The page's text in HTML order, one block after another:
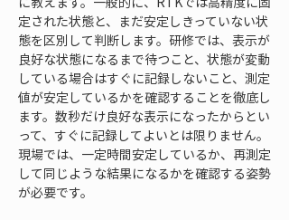
定された状態と、まだ安定しきっていない状
態を区別して判断します。研修では、表示が
良好な状態になるまで待つこと、状態が変動
している場合はすぐに記録しないこと、測定
値が安定しているかを確認することを徹底し
ます。数秒だけ良好な表示になったからとい
って、すぐに記録してよいとは限りません。
現場では、一定時間安定しているか、再測定
して同じような結果になるかを確認する姿勢
が必要です。